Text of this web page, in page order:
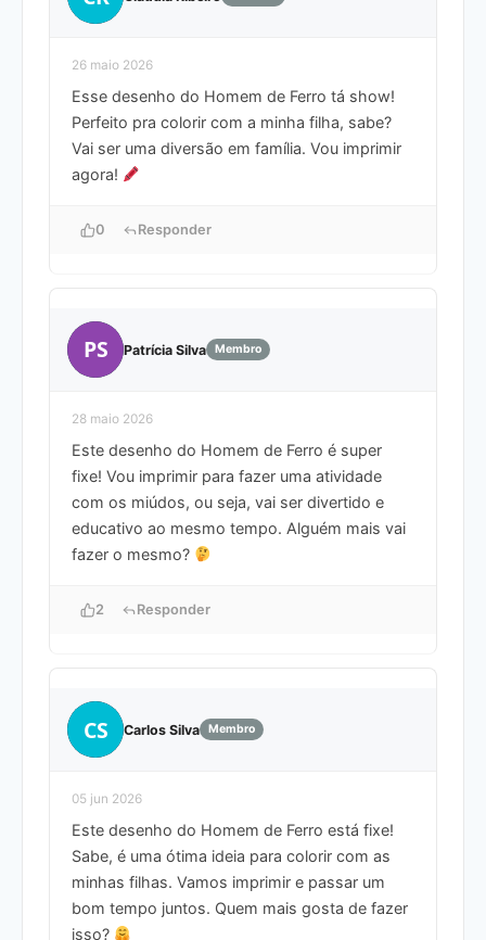
26 maio 2026
Esse desenho do Homem de Ferro tá show!
Perfeito pra colorir com a minha filha, sabe?
Vai ser uma diversão em família. Vou imprimir
agora!
0 Responder
PS Patrícia Silva Membro
28 maio 2026
Este desenho do Homem de Ferro é super
fixe! Vou imprimir para fazer uma atividade
com os miúdos, ou seja, vai ser divertido e
educativo ao mesmo tempo. Alguém mais vai
fazer o mesmo?
2 Responder
CS Carlos Silva Membro
05 jun 2026
Este desenho do Homem de Ferro está fixe!
Sabe, é uma ótima ideia para colorir com as
minhas filhas. Vamos imprimir e passar um
bom tempo juntos. Quem mais gosta de fazer
isso?